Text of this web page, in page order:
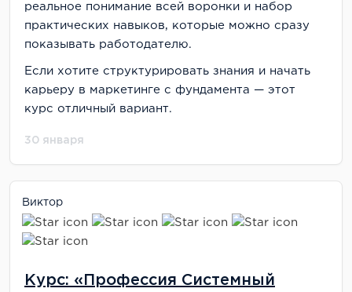
реальное понимание всей воронки и набор
практических навыков, которые можно сразу
показывать работодателю.
Если хотите структурировать знания и начать
карьеру в маркетинге с фундамента — этот
курс отличный вариант.
30 января
Виктор
Курс: «Профессия Системный